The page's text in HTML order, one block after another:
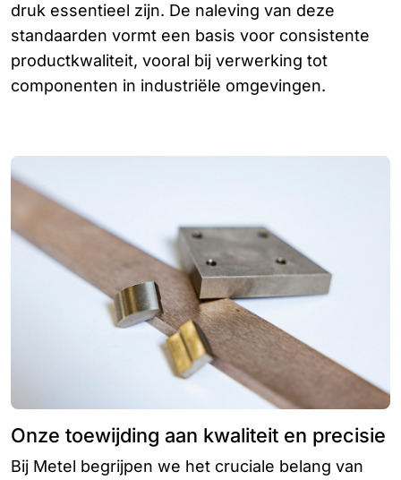
druk essentieel zijn. De naleving van deze
standaarden vormt een basis voor consistente
productkwaliteit, vooral bij verwerking tot
componenten in industriële omgevingen.
Onze toewijding aan kwaliteit en precisie
Bij Metel begrijpen we het cruciale belang van